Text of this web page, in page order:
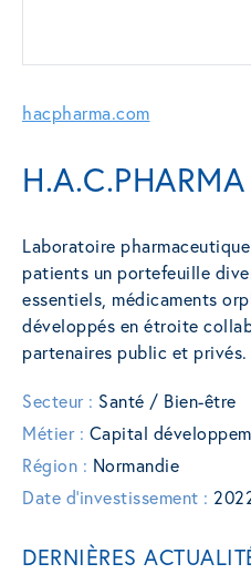
hacpharma.com
H.A.C.PHARMA
Laboratoire
patients un portefeuille
essentiels, médicaments
développés en étroite
partenaires public et privés.
Secteur : Santé / Bien-être
Métier : Capital
Région : Normandie
Date d'investissement :
DERNIÈRES